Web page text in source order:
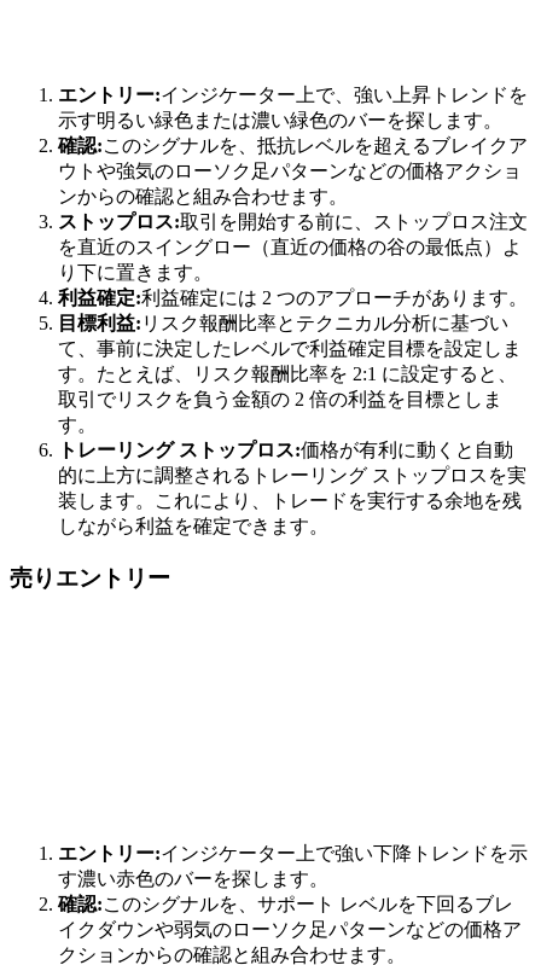
エントリー:インジケーター上で、強い上昇トレンドを
示す明るい緑色または濃い緑色のバーを探します。
確認:このシグナルを、抵抗レベルを超えるブレイクア
ウトや強気のローソク足パターンなどの価格アクショ
ンからの確認と組み合わせます。
ストップロス:取引を開始する前に、ストップロス注文
を直近のスイングロー（直近の価格の谷の最低点）よ
り下に置きます。
利益確定:利益確定には 2 つのアプローチがあります。
目標利益: リスク報酬比率とテクニカル分析に基づい
て、事前に決定したレベルで利益確定目標を設定しま
す。たとえば、リスク報酬比率を 2:1 に設定すると、
取引でリスクを負う金額の 2 倍の利益を目標としま
す。
トレーリング ストップロス:価格が有利に動くと自動
的に上方に調整されるトレーリング ストップロスを実
装します。これにより、トレードを実行する余地を残
しながら利益を確定できます。
売りエントリー
エントリー:インジケーター上で強い下降トレンドを示
す濃い赤色のバーを探します。
確認:このシグナルを、サポート レベルを下回るブレ
イクダウンや弱気のローソク足パターンなどの価格ア
クションからの確認と組み合わせます。